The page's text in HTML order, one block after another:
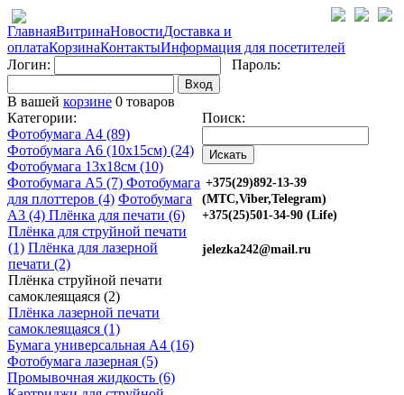
ГлавнаяВитринаНовостиДоставка и
оплатаКорзинаКонтактыИнформация для посетителей
Логин:
Пароль:
Вход
В вашей корзине 0 товаров
Категории:
Фотобумага A4 (89)
Фотобумага A6 (10х15см) (24)
Фотобумага 13х18см (10)
Фотобумага A5 (7) Фотобумага
для плоттеров (4) Фотобумага
A3 (4) Плёнка для печати (6)
Плёнка для струйной печати
(1) Плёнка для лазерной
печати (2)
Плёнка струйной печати
самоклеящаяся (2)
Плёнка лазерной печати
самоклеящаяся (1)
Бумага универсальная A4 (16)
Фотобумага лазерная (5)
Промывочная жидкость (6)
Поиск:
+375(29)892-13-39
(МТС,Viber,Telegram)
+375(25)501-34-90 (Life)
jelezka242@mail.ru